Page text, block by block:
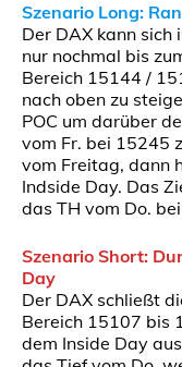
Szenario Long:
Der DAX kann
nur nochmal bis
Bereich 15144 /
nach oben zu
POC um darüber
vom Fr. bei 15245
vom Freitag, dann
Indside Day. Das
das TH vom Do.
Szenario Short:
Day
Der DAX schließt
Bereich 15107 bis
dem Inside Day